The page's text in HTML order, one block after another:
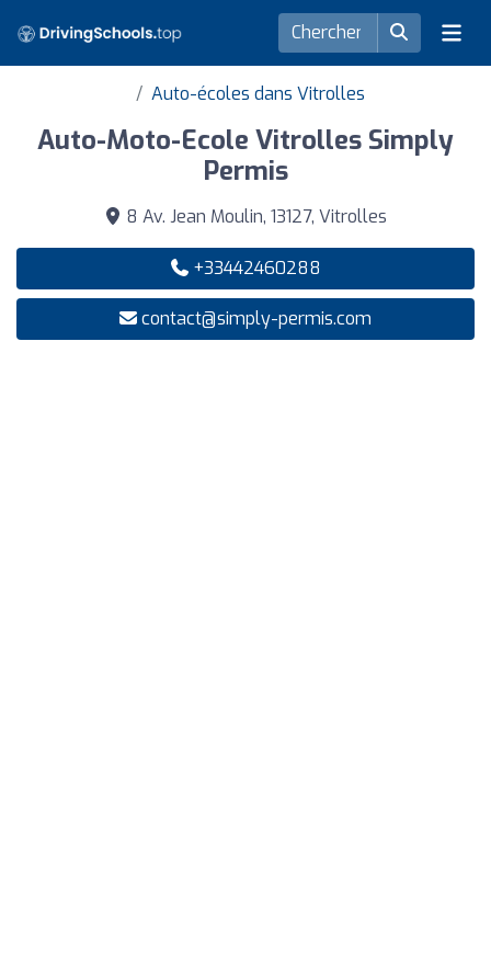
Auto-écoles dans Vitrolles
Auto-Moto-Ecole Vitrolles Simply
Permis
8 Av. Jean Moulin, 13127, Vitrolles
+33442460288
contact@simply-permis.com